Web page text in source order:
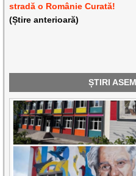
stradă o Românie Curată!
(Știre anterioară)
ȘTIRI